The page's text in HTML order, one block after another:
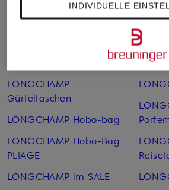
Weitere Kategorien
LONGCHAMP
Gürteltaschen
LONGCHAMP Hobo-bag
LONGCHAMP Hobo-Bag
PLIAGE
LONGCHAMP im SALE
INDIVIDUELLE